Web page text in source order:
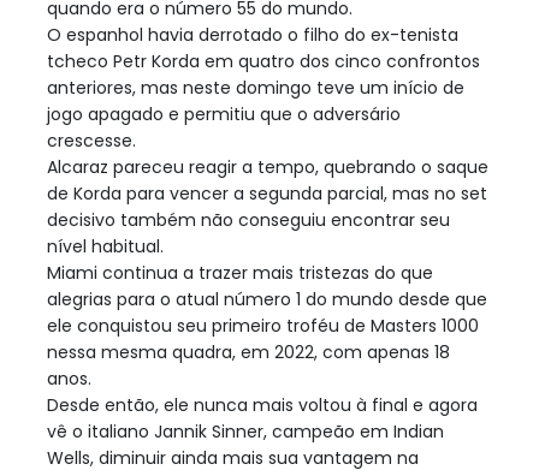
quando era o número 55 do mundo.
O espanhol havia derrotado o filho do ex-tenista
tcheco Petr Korda em quatro dos cinco confrontos
anteriores, mas neste domingo teve um início de
jogo apagado e permitiu que o adversário
crescesse.
Alcaraz pareceu reagir a tempo, quebrando o saque
de Korda para vencer a segunda parcial, mas no set
decisivo também não conseguiu encontrar seu
nível habitual.
Miami continua a trazer mais tristezas do que
alegrias para o atual número 1 do mundo desde que
ele conquistou seu primeiro troféu de Masters 1000
nessa mesma quadra, em 2022, com apenas 18
anos.
Desde então, ele nunca mais voltou à final e agora
vê o italiano Jannik Sinner, campeão em Indian
Wells, diminuir ainda mais sua vantagem na